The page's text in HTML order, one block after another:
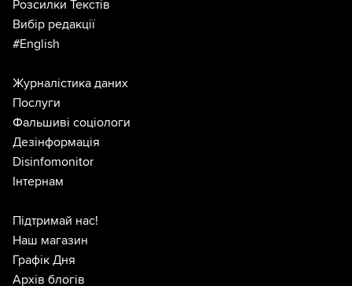
Розсилки Текстів
Вибір редакції
#English
Журналістика даних
Послуги
Фальшиві соціологи
Дезінформація
Disinfomonitor
Інтернам
Підтримай нас!
Наш магазин
Графік Дня
Архів блогів